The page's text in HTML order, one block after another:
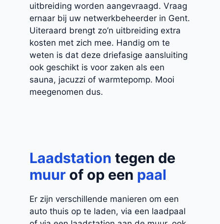
uitbreiding worden aangevraagd. Vraag
ernaar bij uw netwerkbeheerder in Gent.
Uiteraard brengt zo’n uitbreiding extra
kosten met zich mee. Handig om te
weten is dat deze driefasige aansluiting
ook geschikt is voor zaken als een
sauna, jacuzzi of warmtepomp. Mooi
meegenomen dus.
Laadstation tegen de
muur of op een paal
Er zijn verschillende manieren om een
auto thuis op te laden, via een laadpaal